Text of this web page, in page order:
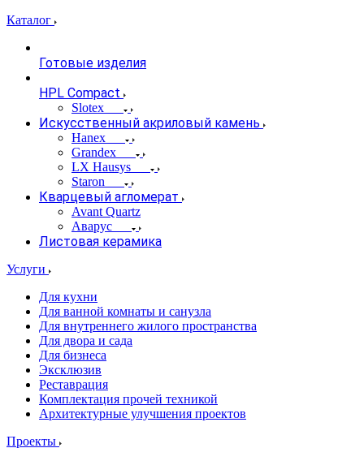
Каталог
Готовые изделия
HPL Compact
Slotex
Искусственный акриловый камень
Hanex
Grandex
LX Hausys
Staron
Кварцевый агломерат
Avant Quartz
Аварус
Листовая керамика
Услуги
Для кухни
Для ванной комнаты и санузла
Для внутреннего жилого пространства
Для двора и сада
Для бизнеса
Эксклюзив
Реставрация
Комплектация прочей техникой
Архитектурные улучшения проектов
Проекты